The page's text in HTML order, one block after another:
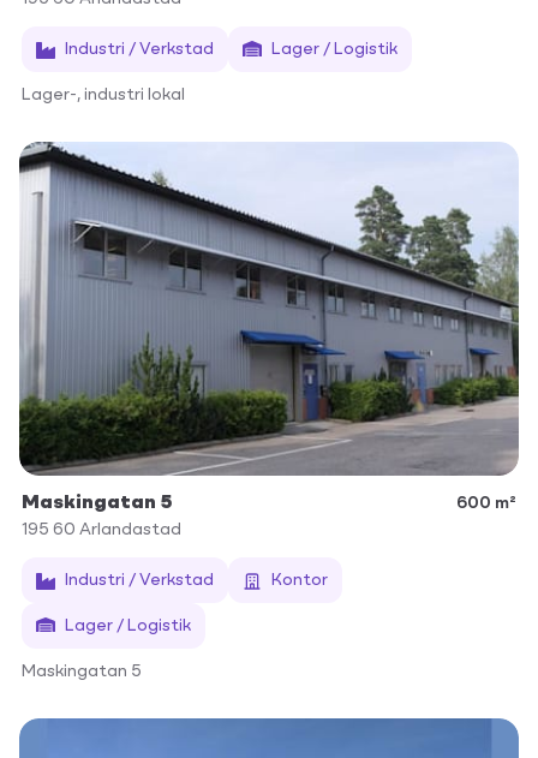
Industri / Verkstad Lager / Logistik
Lager-, industri lokal
Maskingatan 5
600 m²
195 60 Arlandastad
Industri / Verkstad Kontor
Lager / Logistik
Maskingatan 5